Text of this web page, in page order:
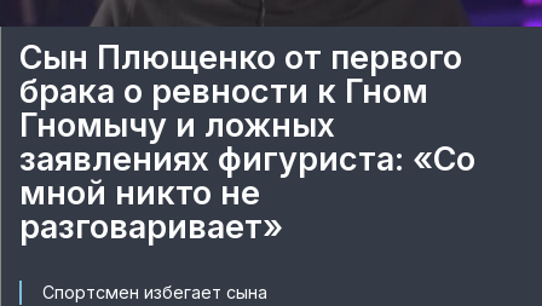
Сын Плющенко от первого
брака о ревности к Гном
Гномычу и ложных
заявлениях фигуриста: «Со
мной никто не
разговаривает»
Спортсмен избегает сына